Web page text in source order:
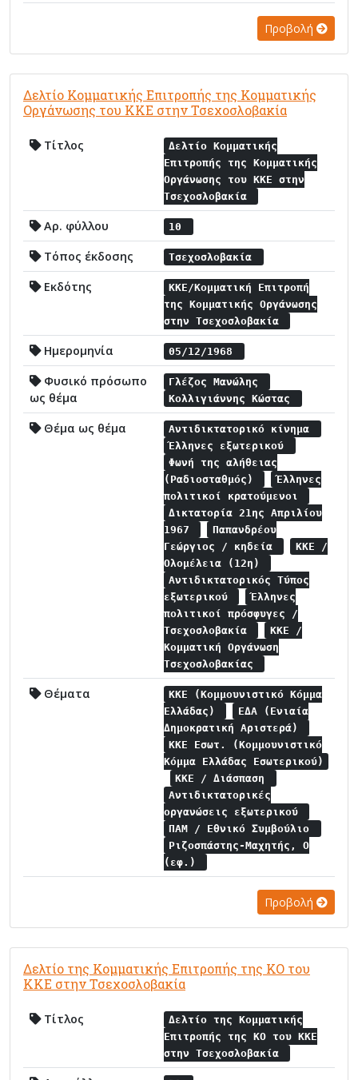
Προβολή
Δελτίο Κομματικής Επιτροπής της Κομματικής
Οργάνωσης του ΚΚΕ στην Τσεχοσλοβακία
Τίτλος
Δελτίο Κομματικής
Επιτροπής της Κομματικής
Οργάνωσης του ΚΚΕ στην
Τσεχοσλοβακία
Αρ. φύλλου 10
Τόπος έκδοσης Τσεχοσλοβακία
Εκδότης
ΚΚΕ/Κομματική Επιτροπή
της Κομματικής Οργάνωσης
στην Τσεχοσλοβακία
Ημερομηνία 05/12/1968
Φυσικό πρόσωπο
ως θέμα
Γλέζος Μανώλης
Κολλιγιάννης Κώστας
Θέμα ως θέμα
Αντιδικτατορικό κίνημα
Έλληνες εξωτερικού
Φωνή της αλήθειας
(Ραδιοσταθμός)
Έλληνες
πολιτικοί κρατούμενοι
Δικτατορία 21ης Απριλίου
1967
Παπανδρέου
Γεώργιος / κηδεία
ΚΚΕ /
Ολομέλεια (12η)
Αντιδικτατορικός Τύπος
εξωτερικού
Έλληνες
πολιτικοί πρόσφυγες /
Τσεχοσλοβακία
ΚΚΕ /
Κομματική Οργάνωση
Τσεχοσλοβακίας
Θέματα
ΚΚΕ (Κομμουνιστικό Κόμμα
Ελλάδας)
ΕΔΑ (Ενιαία
Δημοκρατική Αριστερά)
ΚΚΕ Εσωτ. (Κομμουνιστικό
Κόμμα Ελλάδας Εσωτερικού)
ΚΚΕ / Διάσπαση
Αντιδικτατορικές
οργανώσεις εξωτερικού
ΠΑΜ / Εθνικό Συμβούλιο
Ριζοσπάστης-Μαχητής, Ο
(εφ.)
Προβολή
Δελτίο της Κομματικής Επιτροπής της ΚΟ του
ΚΚΕ στην Τσεχοσλοβακία
Τίτλος
Δελτίο της Κομματικής
Επιτροπής της ΚΟ του ΚΚΕ
στην Τσεχοσλοβακία